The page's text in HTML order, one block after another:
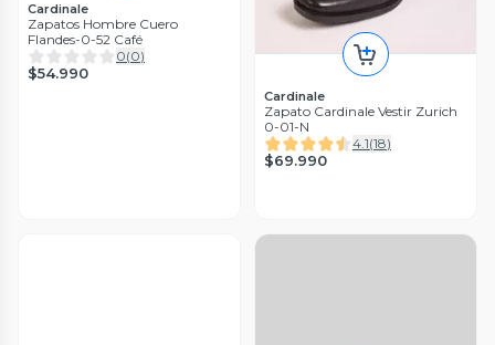
Cardinale
Zapatos Hombre Cuero
Flandes-0-52 Café
0(0)
$54.990
Cardinale
Zapato Cardinale Vestir Zurich
0-01-N
4.1(18)
$69.990